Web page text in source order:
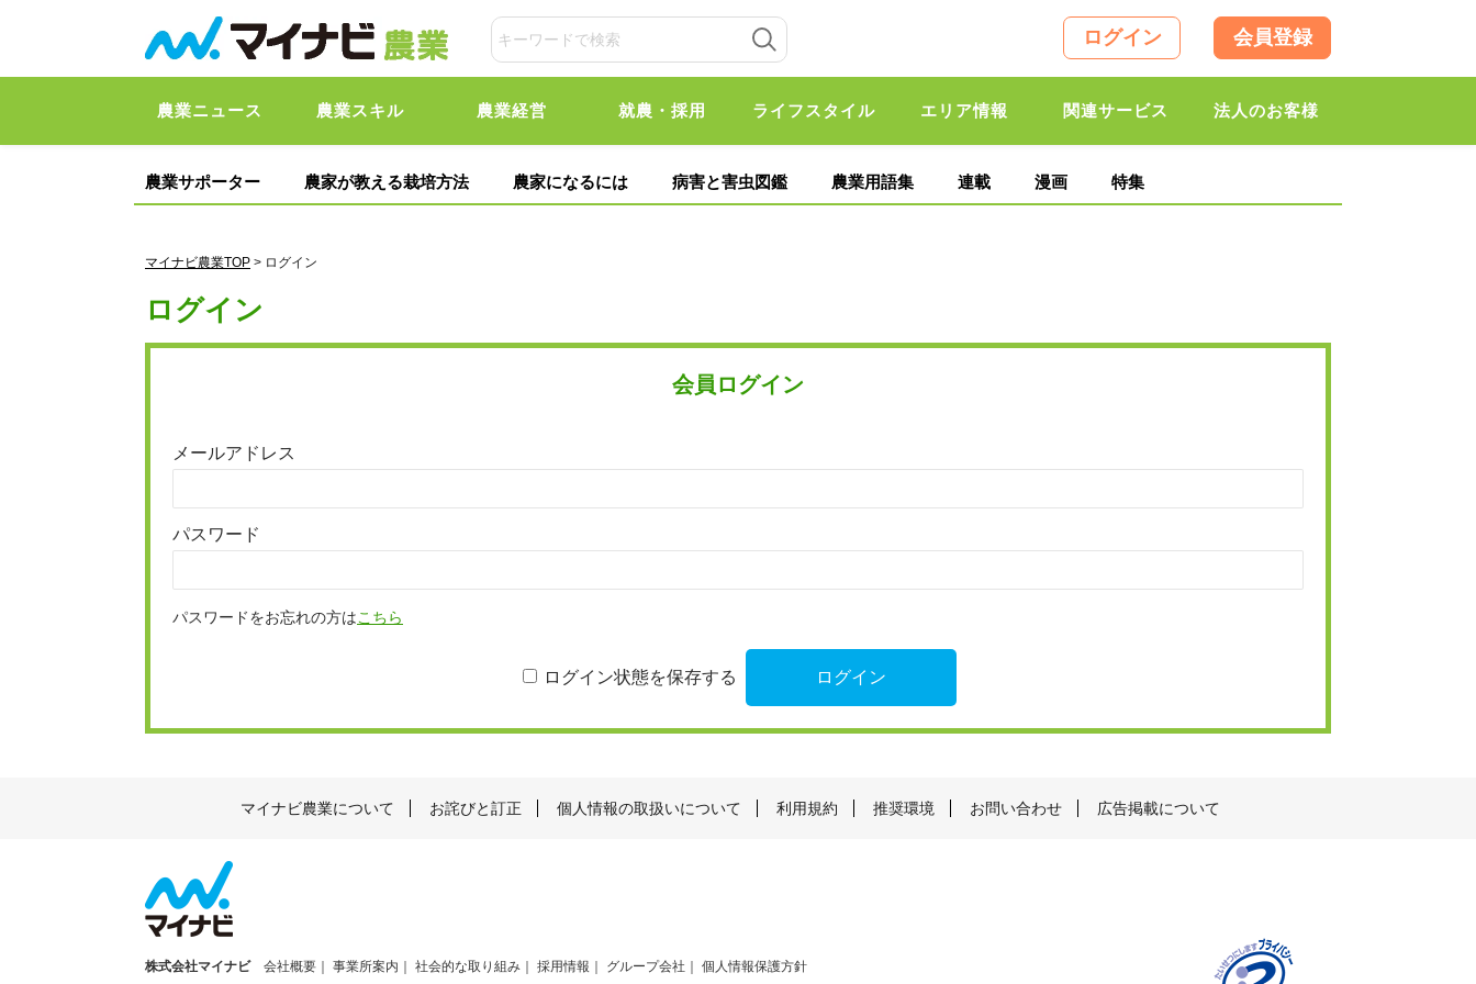
ログイン 会員登録
農業ニュース 農業スキル 農業経営 就農・採用 ライフスタイル エリア情報 関連サービス 法人のお客様
農業サポーター 農家が教える栽培方法 農家になるには 病害と害虫図鑑 農業用語集 連載 漫画 特集
マイナビ農業TOP > ログイン
ログイン
会員ログイン
メールアドレス
パスワード
パスワードをお忘れの方はこちら
ログイン状態を保存する
マイナビ農業について お詫びと訂正 個人情報の取扱いについて 利用規約 推奨環境 お問い合わせ 広告掲載について
株式会社マイナビ 会社概要 事業所案内 社会的な取り組み 採用情報 グループ会社 個人情報保護方針